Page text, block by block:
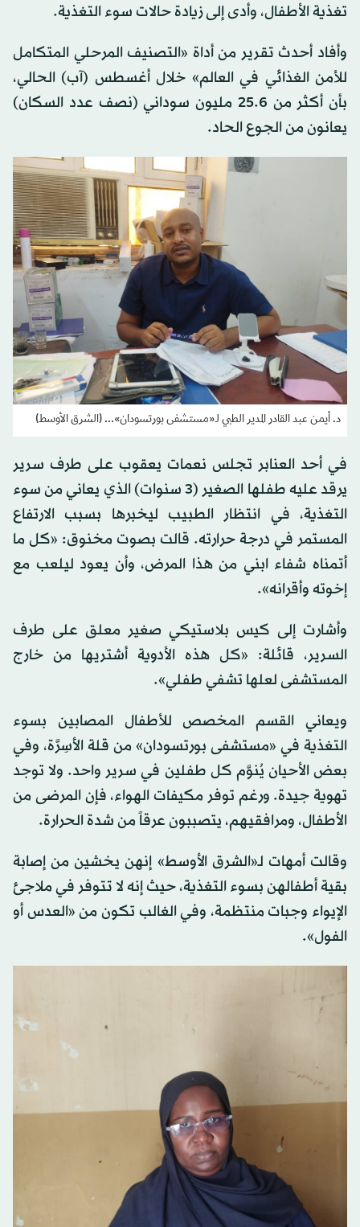
تغذية الأطفال، وأدى إلى زيادة حالات سوء التغذية.
وأفاد أحدث تقرير من أداة «التصنيف المرحلي المتكامل
للأمن الغذائي في العالم» خلال أغسطس (آب) الحالي،
بأن أكثر من 25.6 مليون سوداني (نصف عدد السكان)
يعانون من الجوع الحاد.
د. أيمن عبد القادر المدير الطبي لـ«مستشفى بورتسودان»... (الشرق الأوسط)
في أحد العنابر تجلس نعمات يعقوب على طرف سرير
يرقد عليه طفلها الصغير (3 سنوات) الذي يعاني من سوء
التغذية، في انتظار الطبيب ليخبرها بسبب الارتفاع
المستمر في درجة حرارته. قالت بصوت مخنوق: «كل ما
أتمناه شفاء ابني من هذا المرض، وأن يعود ليلعب مع
إخوته وأقرانه».
وأشارت إلى كيس بلاستيكي صغير معلق على طرف
السرير، قائلة: «كل هذه الأدوية أشتريها من خارج
المستشفى لعلها تشفي طفلي».
ويعاني القسم المخصص للأطفال المصابين بسوء
التغذية في «مستشفى بورتسودان» من قلة الأَسِرَّة، وفي
بعض الأحيان يُنوَّم كل طفلين في سرير واحد. ولا توجد
تهوية جيدة. ورغم توفر مكيفات الهواء، فإن المرضى من
الأطفال، ومرافقيهم، يتصببون عرقاً من شدة الحرارة.
وقالت أمهات لـ«الشرق الأوسط» إنهن يخشين من إصابة
بقية أطفالهن بسوء التغذية، حيث إنه لا تتوفر في ملاجئ
الإيواء وجبات منتظمة، وفي الغالب تكون من «العدس أو
الفول».